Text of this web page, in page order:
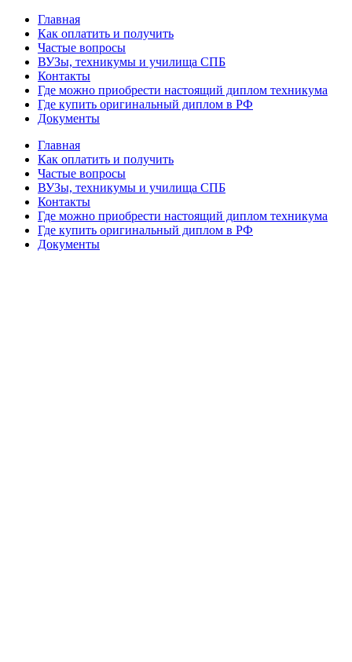
Главная
Как оплатить и получить
Частые вопросы
ВУЗы, техникумы и училища СПБ
Контакты
Где можно приобрести настоящий диплом техникума
Где купить оригинальный диплом в РФ
Документы
Главная
Как оплатить и получить
Частые вопросы
ВУЗы, техникумы и училища СПБ
Контакты
Где можно приобрести настоящий диплом техникума
Где купить оригинальный диплом в РФ
Документы